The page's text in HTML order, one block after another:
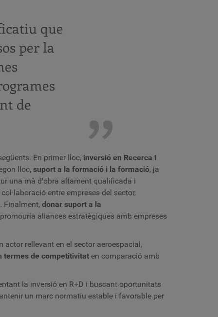
que
per la
de
En primer lloc, inversió en Recerca i
lloc, suport a la formació i la formació, ja ​​
una mà d'obra altament qualificada i
entre empreses del sector,
Finalment, donar suport a la
aliances estratègiques amb empreses
actor rellevant en el sector aeroespacial,
termes de competitivitat en comparació amb
la inversió en R+D i buscant oportunitats
un marc normatiu estable i favorable per